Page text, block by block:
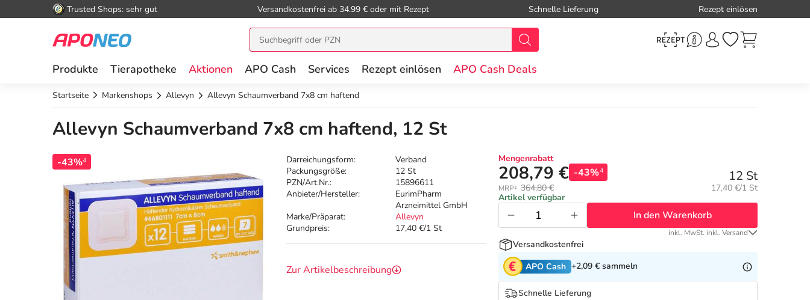
Trusted Shops: sehr gut Versandkostenfrei ab 34.99 € oder mit Rezept Schnelle Lieferung Rezept einlösen
Produkte Tierapotheke Aktionen APO Cash Services Rezept einlösen APO Cash Deals
Startseite Markenshops Allevyn Allevyn Schaumverband 7x8 cm haftend
Allevyn Schaumverband 7x8 cm haftend, 12 St
-43%4 Darreichungsform:
Verband
Packungsgröße:
12 St
PZN/Art.Nr.:
15896611
Anbieter/Hersteller:
EurimPharm
Arzneimittel GmbH
Marke/Präparat:
Allevyn
Grundpreis:
17,40 €/1 St
Zur Artikelbeschreibung
Mengenrabatt
208,79 € -43%4
MRP² 364,80 €
12 St
Grundpreis:
17,40 €/1 St
Artikel verfügbar
In den Warenkorb
inkl. MwSt. inkl. Versand
Versandkostenfrei
APO Cash +2,09 € sammeln
Schnelle Lieferung